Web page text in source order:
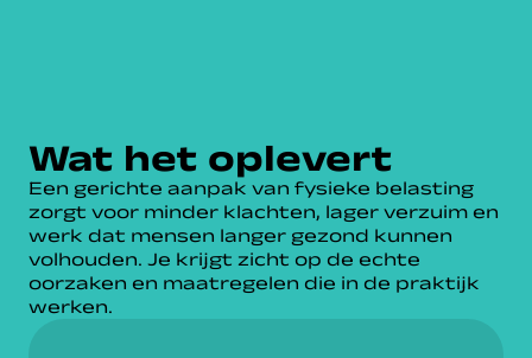
Wat het oplevert
Een gerichte aanpak van fysieke belasting
zorgt voor minder klachten, lager verzuim en
werk dat mensen langer gezond kunnen
volhouden. Je krijgt zicht op de echte
oorzaken en maatregelen die in de praktijk
werken.